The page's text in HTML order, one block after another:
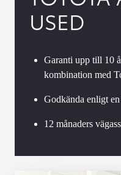
USED
Garanti upp till 10
kombination med
Godkända enligt
12 månaders